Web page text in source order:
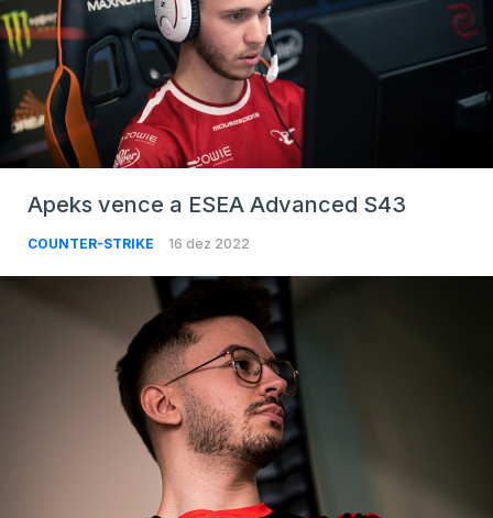
Apeks vence a ESEA Advanced S43
COUNTER-STRIKE 16 dez 2022